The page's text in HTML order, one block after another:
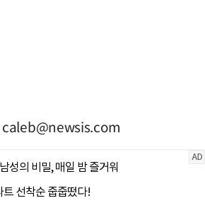
caleb@newsis.com